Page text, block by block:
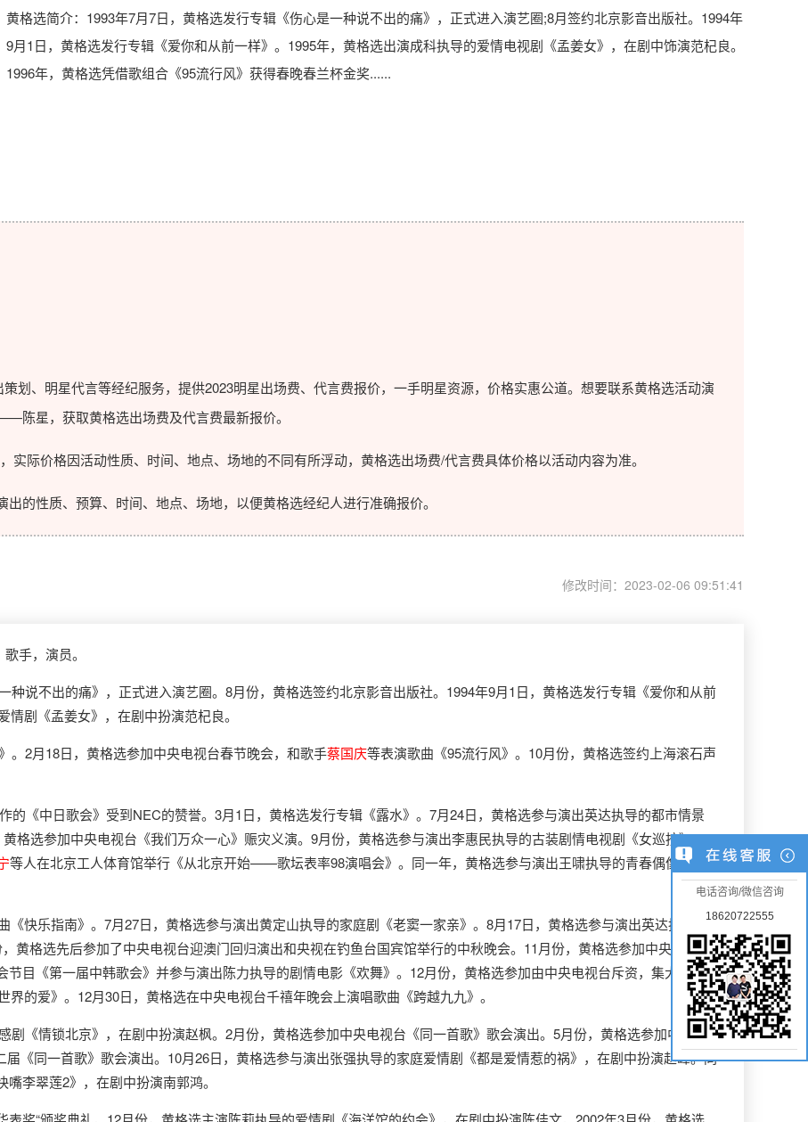
黄格选简介：1993年7月7日，黄格选发行专辑《伤心是一种说不出的痛》，正式进入演艺圈;8月签约北京影音出版社。1994年
9月1日，黄格选发行专辑《爱你和从前一样》。1995年，黄格选出演成科执导的爱情电视剧《孟姜女》，在剧中饰演范杞良。
1996年，黄格选凭借歌组合《95流行风》获得春晚春兰杯金奖......
划、明星代言等经纪服务，提供2023明星出场费、代言费报价，一手明星资源，价格实惠公道。想要联系黄格选活动演
陈星，获取黄格选出场费及代言费最新报价。
际价格因活动性质、时间、地点、场地的不同有所浮动，黄格选出场费/代言费具体价格以活动内容为准。
性质、预算、时间、地点、场地，以便黄格选经纪人进行准确报价。
修改时间：2023-02-06 09:51:41
手，演员。
说不出的痛》，正式进入演艺圈。8月份，黄格选签约北京影音出版社。1994年9月1日，黄格选发行专辑《爱你和从前
剧《孟姜女》，在剧中扮演范杞良。
2月18日，黄格选参加中央电视台春节晚会，和歌手蔡国庆等表演歌曲《95流行风》。10月份，黄格选签约上海滚石声
《中日歌会》受到NEC的赞誉。3月1日，黄格选发行专辑《露水》。7月24日，黄格选参与演出英达执导的都市情景
格选参加中央电视台《我们万众一心》赈灾义演。9月份，黄格选参与演出李惠民执导的古装剧情电视剧《女巡按》，
等人在北京工人体育馆举行《从北京开始——歌坛表率98演唱会》。同一年，黄格选参与演出王啸执导的青春偶像剧
快乐指南》。7月27日，黄格选参与演出黄定山执导的家庭剧《老窦一家亲》。8月17日，黄格选参与演出英达执导的
黄格选先后参加了中央电视台迎澳门回归演出和央视在钓鱼台国宾馆举行的中秋晚会。11月份，黄格选参加中央电视台
目《第一届中韩歌会》并参与演出陈力执导的剧情电影《欢舞》。12月份，黄格选参加由中央电视台斥资，集大陆、
的爱》。12月30日，黄格选在中央电视台千禧年晚会上演唱歌曲《跨越九九》。
《情锁北京》，在剧中扮演赵枫。2月份，黄格选参加中央电视台《同一首歌》歌会演出。5月份，黄格选参加中国“华
《同一首歌》歌会演出。10月26日，黄格选参与演出张强执导的家庭爱情剧《都是爱情惹的祸》，在剧中扮演赵峰。同
李翠莲2》，在剧中扮演南郭鸿。
电话咨询/微信咨询
18620722555